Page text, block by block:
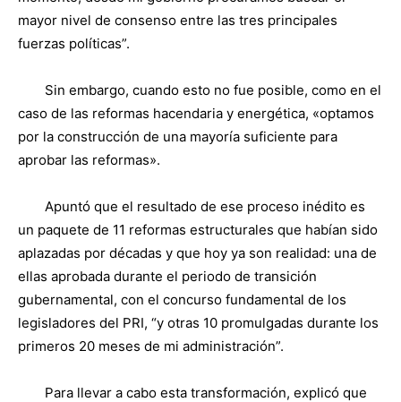
mayor nivel de consenso entre las tres principales
fuerzas políticas”.
Sin embargo, cuando esto no fue posible, como en el
caso de las reformas hacendaria y energética, «optamos
por la construcción de una mayoría suficiente para
aprobar las reformas».
Apuntó que el resultado de ese proceso inédito es
un paquete de 11 reformas estructurales que habían sido
aplazadas por décadas y que hoy ya son realidad: una de
ellas aprobada durante el periodo de transición
gubernamental, con el concurso fundamental de los
legisladores del PRI, “y otras 10 promulgadas durante los
primeros 20 meses de mi administración”.
Para llevar a cabo esta transformación, explicó que